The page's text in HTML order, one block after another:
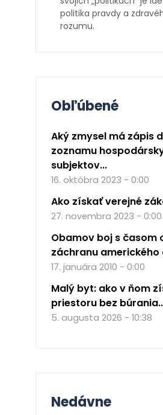
politika pravdy a
rozumu.
Obľúbené
Aký zmysel má zápis
zoznamu
subjektov...
16. októbra 2023 - 0:00
Ako získať verejné
27. novembra 2023 - 0:00
Obamov boj s časom
záchranu
17. januára 2010 - 0:00
Malý byt: ako v ňom
priestoru bez
5. augusta 2026 - 10:38
Nedávne